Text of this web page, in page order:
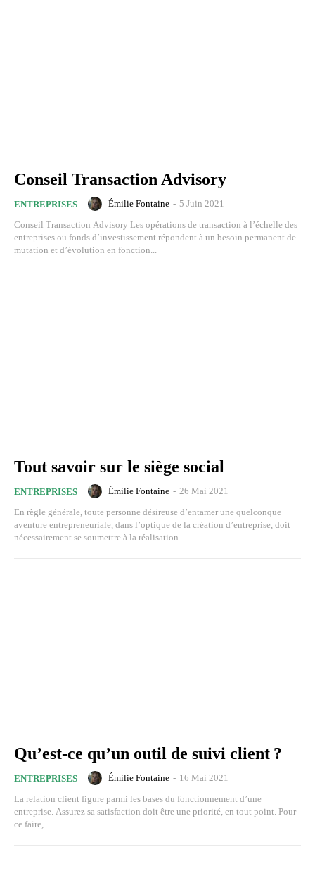
Conseil Transaction Advisory
ENTREPRISES Émilie Fontaine - 5 Juin 2021
Conseil Transaction Advisory Les opérations de transaction à l’échelle des
entreprises ou fonds d’investissement répondent à un besoin permanent de
mutation et d’évolution en fonction...
Tout savoir sur le siège social
ENTREPRISES Émilie Fontaine - 26 Mai 2021
En règle générale, toute personne désireuse d’entamer une quelconque
aventure entrepreneuriale, dans l’optique de la création d’entreprise, doit
nécessairement se soumettre à la réalisation...
Qu’est-ce qu’un outil de suivi client ?
ENTREPRISES Émilie Fontaine - 16 Mai 2021
La relation client figure parmi les bases du fonctionnement d’une
entreprise. Assurez sa satisfaction doit être une priorité, en tout point. Pour
ce faire,...